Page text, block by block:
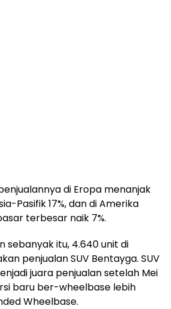
di Eropa menanjak
Pasifik 17%, dan di Amerika
terbesar naik 7%.
sebanyak itu, 4.640 unit di
penjualan SUV Bentayga. SUV
juara penjualan setelah Mei
baru ber-wheelbase lebih
Wheelbase.